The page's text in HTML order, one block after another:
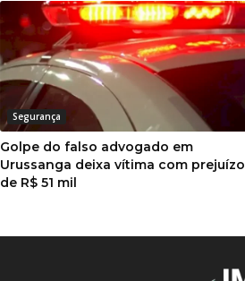
Segurança
Golpe do falso advogado em
Urussanga deixa vítima com prejuízo
de R$ 51 mil